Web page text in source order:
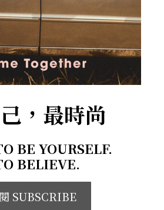
，最時尚
BE YOURSELF.
BELIEVE.
SUBSCRIBE